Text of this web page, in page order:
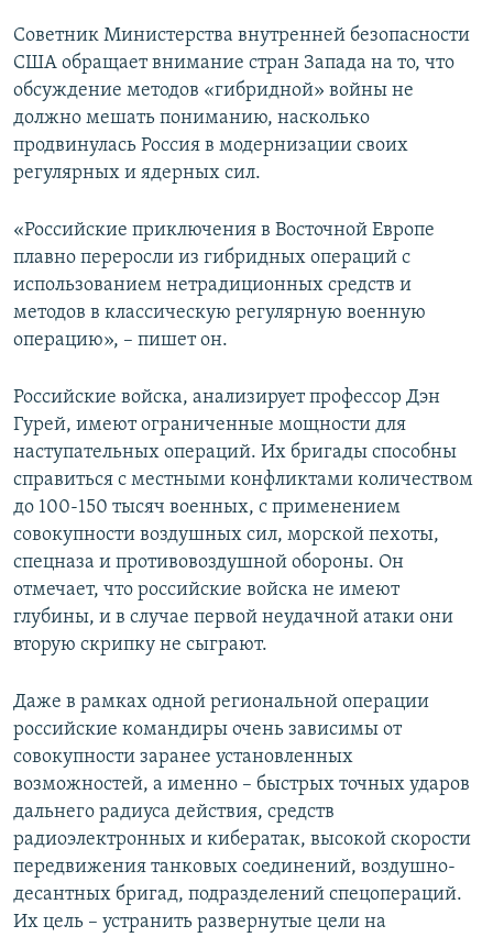
Советник Министерства внутренней безопасности
США обращает внимание стран Запада на то, что
обсуждение методов «гибридной» войны не
должно мешать пониманию, насколько
продвинулась Россия в модернизации своих
регулярных и ядерных сил.
«Российские приключения в Восточной Европе
плавно переросли из гибридных операций с
использованием нетрадиционных средств и
методов в классическую регулярную военную
операцию», – пишет он.
Российские войска, анализирует профессор Дэн
Гурей, имеют ограниченные мощности для
наступательных операций. Их бригады способны
справиться с местными конфликтами количеством
до 100-150 тысяч военных, с применением
совокупности воздушных сил, морской пехоты,
спецназа и противовоздушной обороны. Он
отмечает, что российские войска не имеют
глубины, и в случае первой неудачной атаки они
вторую скрипку не сыграют.
Даже в рамках одной региональной операции
российские командиры очень зависимы от
совокупности заранее установленных
возможностей, а именно – быстрых точных ударов
дальнего радиуса действия, средств
радиоэлектронных и кибератак, высокой скорости
передвижения танковых соединений, воздушно-
десантных бригад, подразделений спецопераций.
Их цель – устранить развернутые цели на